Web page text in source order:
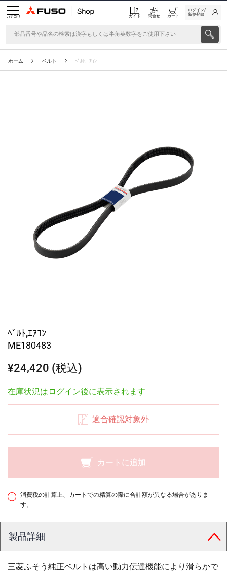
カテゴリ ガイド 問合せ カート
ログイン/
新規登録
ホーム ベルト ﾍﾞﾙﾄ,ｴｱｺﾝ
ﾍﾞﾙﾄ,ｴｱｺﾝ
ME180483
¥24,420 (税込)
在庫状況はログイン後に表示されます
適合確認対象外
カートに追加
消費税の計算上、カートでの精算の際に合計額が異なる場合がありま
す。
製品詳細
三菱ふそう純正ベルトは高い動力伝達機能により滑らかで